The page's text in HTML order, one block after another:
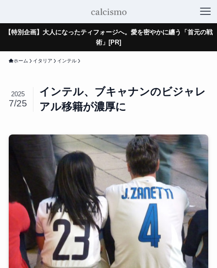
【特別企画】大人になったティフォージへ。愛を密やかに纏う「首元の戦
術」[PR]
ホーム イタリア インテル
インテル、ブキャナンのビジャレ
アル移籍が濃厚に
2025
7/25